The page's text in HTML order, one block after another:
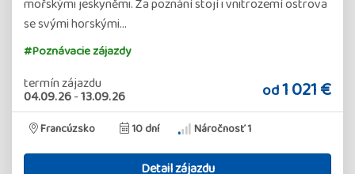
mořskými jeskyněmi. Za poznání stojí i vnitrozemí ostrova
se svými horskými…
#Poznávacie zájazdy
termín zájazdu
04.09.26-13.09.26 od1 021 €
Francúzsko 10 dní Náročnosť 1
Detail zájazdu